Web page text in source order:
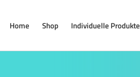
Home Shop Individuelle Produkte